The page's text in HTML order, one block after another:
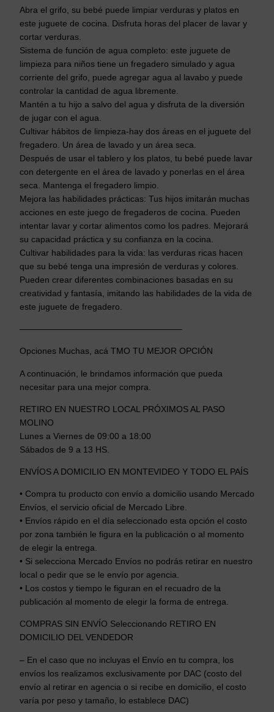
Abra el grifo, su bebé puede limpiar verduras y platos en
este juguete de cocina. Disfruta horas del placer de lavar y
cortar verduras.
Sistema de función de agua completo: este juguete de
limpieza para niños tiene un fregadero simulado y agua
corriente del grifo, puede agregar agua al lavabo y puede
controlar la cantidad de agua libremente.
Mantén a tu hijo a salvo del agua y disfruta de la diversión
de jugar con el agua.
Cultivar hábitos de limpieza-hay dos áreas en el juguete del
fregadero. Un área de lavado y un área seca.
Después de usar el tablero y los platos, tu bebé puede lavar
con detergente en el área de lavado y ponerlas en el área
seca. Mantenga el fregadero limpio.
Mejora las habilidades prácticas: Tus hijos imitarán muchas
acciones en este juego de fregaderos de cocina. Pueden
intentar lavar y cortar alimentos como los padres. Mejorará
su capacidad práctica y su confianza en la cocina.
Cultivar habilidades para la vida: las verduras ricas hacen
que su bebé tenga una impresión de verduras y colores.
Pueden crear diferentes combinaciones basadas en su
creatividad y fantasía, imitando las habilidades de la vida de
este juguete de fregadero.
———————————————————
Opciones Muchas, acá TMO TU MEJOR OPCIÓN
A continuación, le brindamos información que pueda
necesitar para una mejor compra.
RETIRO EN NUESTRO LOCAL PRÓXIMOS AL PASO
MOLINO
Lunes a Viernes de 09:00 a 18:00
Sábados de 9 a 13 HS.
ENVÍOS A DOMICILIO EN MONTEVIDEO Y TODO EL PAÍS
• Compra tu producto con envío a domicilio usando Mercado
Envíos, el servicio oficial de Mercado Libre.
• Envíos rápido en el día seleccionado esta opción el costo
por zona también le figura en la publicación o al momento
de elegir la entrega.
• Si selecciona Mercado Envíos no podrás retirar en nuestro
local o pedir que se le envío por agencia.
• Los costos y tiempo le figuran en el recuadro de la
publicación al momento de elegir la forma de entrega.
COMPRAS SIN ENVÍO Seleccionando RETIRO EN
DOMICILIO DEL VENDEDOR
– En el caso que no incluyas el Envío en tu compra, los
envíos los realizamos exclusivamente por DAC (costo del
envío al retirar en agencia o si recibe en domicilio, el costo
varía por peso y tamaño, lo establece DAC)